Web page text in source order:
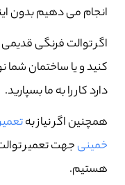
انجام می دهیم بدون
اگر توالت فرنگی
کنید و یا ساختمان شما
دارد کار را به ما بسپارید.
همچنین اگر نیاز به
خمینیجهت تعمیر
هستیم.